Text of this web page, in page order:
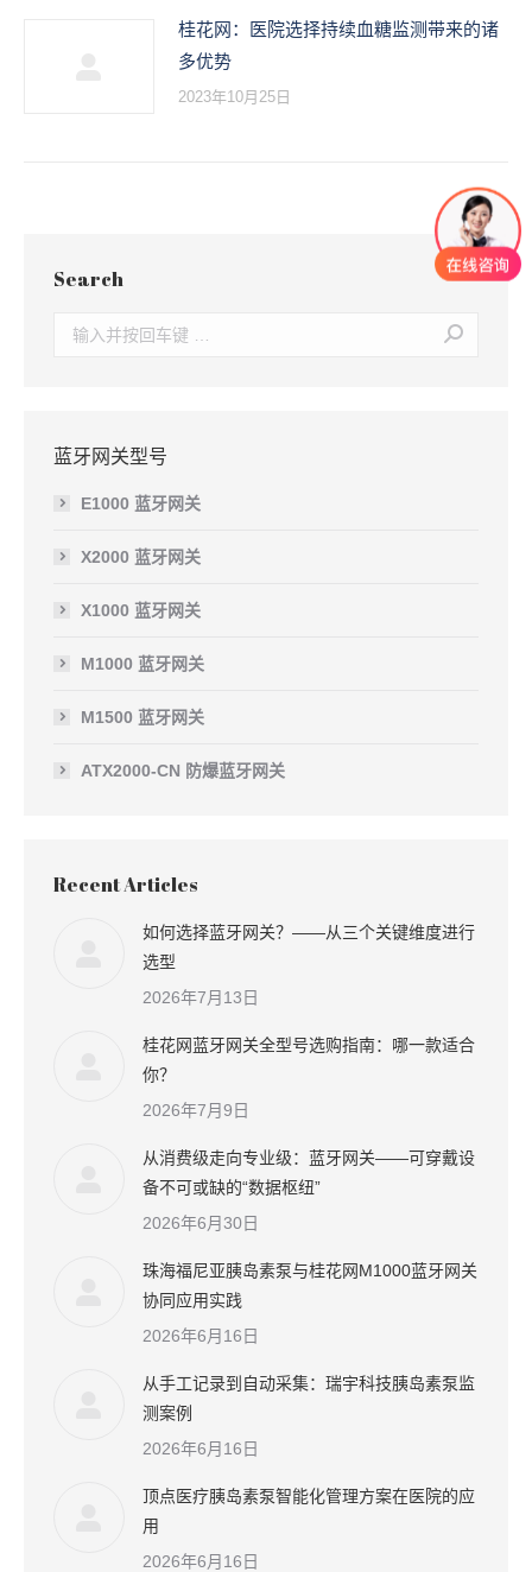
桂花网：医院选择持续血糖监测带来的诸
多优势
2023年10月25日
Search
Search:
蓝牙网关型号
E1000 蓝牙网关
X2000 蓝牙网关
X1000 蓝牙网关
M1000 蓝牙网关
M1500 蓝牙网关
ATX2000-CN 防爆蓝牙网关
Recent Articles
如何选择蓝牙网关？——从三个关键维度进行
选型
2026年7月13日
桂花网蓝牙网关全型号选购指南：哪一款适合
你？
2026年7月9日
从消费级走向专业级：蓝牙网关——可穿戴设
备不可或缺的“数据枢纽”
2026年6月30日
珠海福尼亚胰岛素泵与桂花网M1000蓝牙网关
协同应用实践
2026年6月16日
从手工记录到自动采集：瑞宇科技胰岛素泵监
测案例
2026年6月16日
顶点医疗胰岛素泵智能化管理方案在医院的应
用
2026年6月16日